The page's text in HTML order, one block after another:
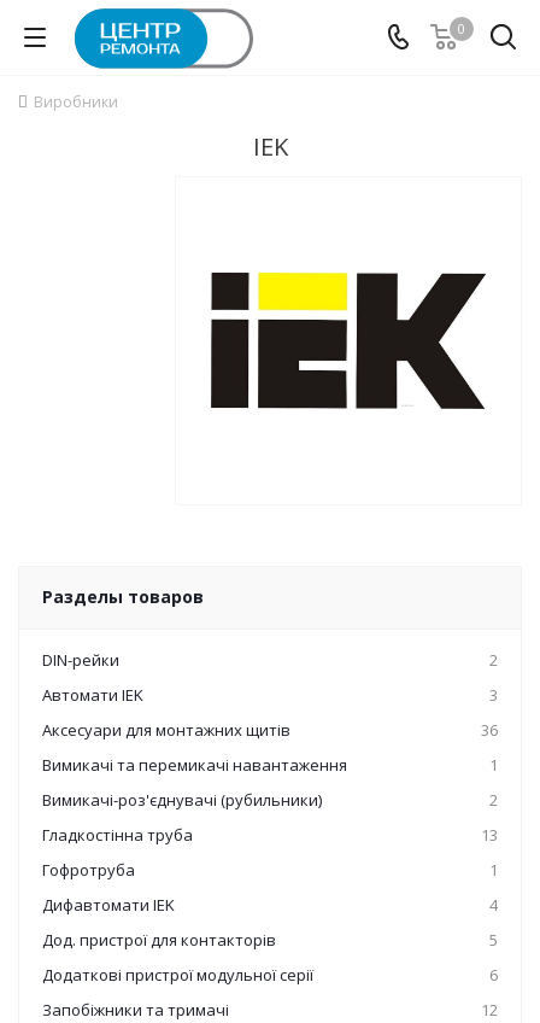
0
Виробники
IEK
Разделы товаров
DIN-рейки
2
Автомати IEK
3
Аксесуари для монтажних щитів
36
Вимикачі та перемикачі навантаження
1
Вимикачі-роз'єднувачі (рубильники)
2
Гладкостінна труба
13
Гофротруба
1
Дифавтомати IEK
4
Дод. пристрої для контакторів
5
Додаткові пристрої модульної серії
6
Запобіжники та тримачі
12